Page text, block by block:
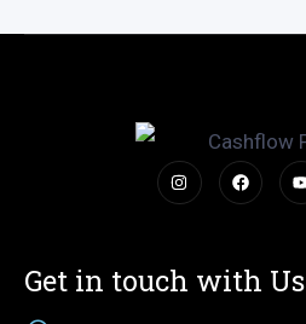
Get in touch with Us